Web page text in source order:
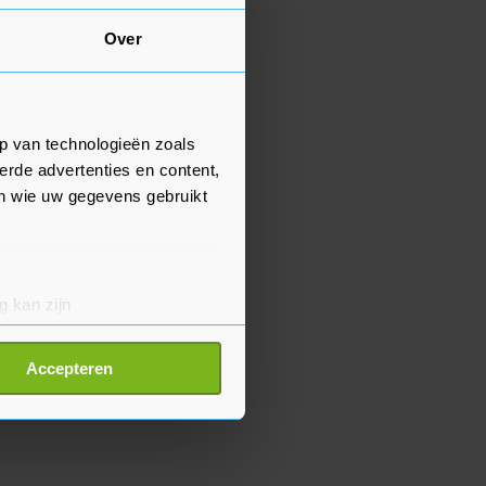
Over
van technologieën zoals
advertenties en content,
wie uw gegevens gebruikt
kan zijn
detailgedeelte
Accepteren